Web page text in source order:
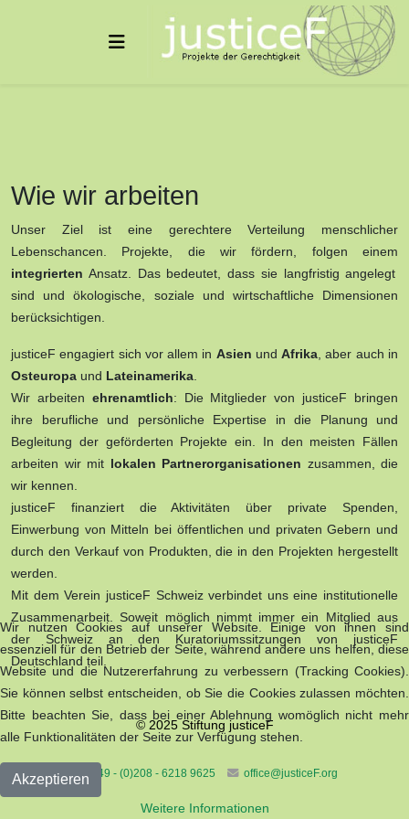
Wie wir arbeiten
Unser Ziel ist eine gerechtere Verteilung menschlicher
Lebenschancen. Projekte, die wir fördern, folgen einem
integrierten Ansatz. Das bedeutet, dass sie langfristig angelegt
sind und ökologische, soziale und wirtschaftliche Dimensionen
berücksichtigen.
justiceF engagiert sich vor allem in Asien undAfrika , aber auch in
Osteuropa und Lateinamerika
Wir arbeiten ehrenamtlich: Die Mitglieder von justiceF bringen
ihre berufliche und persönliche Expertise in die Planung und
Begleitung der geförderten Projekte ein. In den meisten Fällen
arbeiten wir mit lokalen Partnerorganisationen zusammen, die
wir kennen.
justiceF finanziert die Aktivitäten über private Spenden,
Einwerbung von Mitteln bei öffentlichen und privaten Gebern und
durch den Verkauf von Produkten, die in den Projekten hergestellt
werden.
Mit dem Verein justiceF Schweiz verbindet uns eine institutionelle
Zusammenarbeit. Soweit möglich nimmt immer ein Mitglied aus
der Schweiz an den Kuratoriumssitzungen von justiceF
Deutschland teil.
© 2025 Stiftung justiceF
+49 - (0)208 - 6218 9625 office@justiceF.org
Wir nutzen Cookies auf unserer Website. Einige von ihnen sind
essenziell für den Betrieb der Seite, während andere uns helfen, diese
Website und die Nutzererfahrung zu verbessern (Tracking Cookies).
Sie können selbst entscheiden, ob Sie die Cookies zulassen möchten.
Bitte beachten Sie, dass bei einer Ablehnung womöglich nicht mehr
alle Funktionalitäten der Seite zur Verfügung stehen.
Akzeptieren
Weitere Informationen